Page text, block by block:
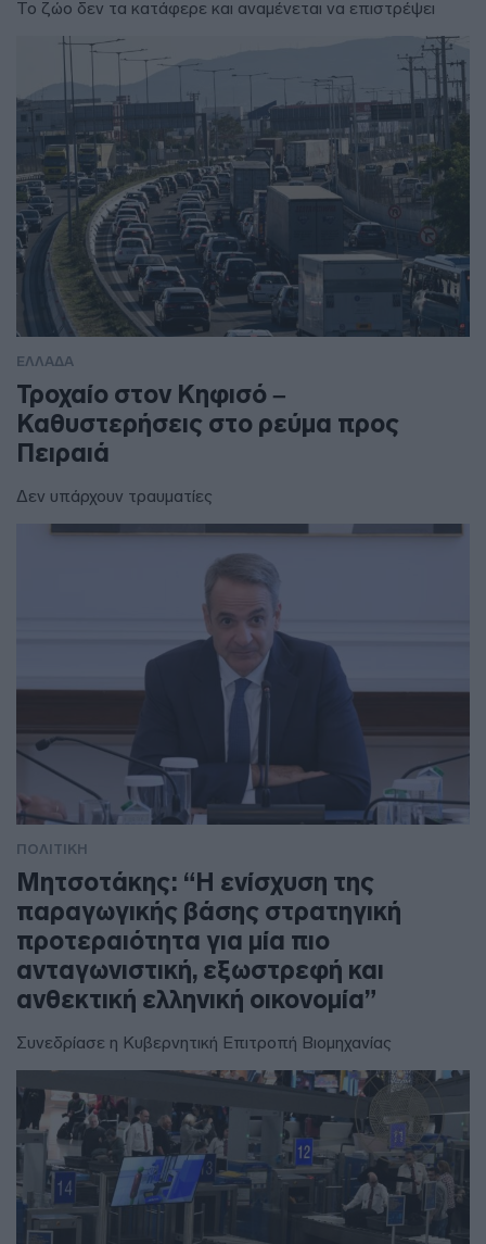
Το ζώο δεν τα κατάφερε και αναμένεται να επιστρέψει
ΕΛΛΑΔΑ
Τροχαίο στον Κηφισό –
Καθυστερήσεις στο ρεύμα προς
Πειραιά
Δεν υπάρχουν τραυματίες
ΠΟΛΙΤΙΚΗ
Μητσοτάκης: “Η ενίσχυση της
παραγωγικής βάσης στρατηγική
προτεραιότητα για μία πιο
ανταγωνιστική, εξωστρεφή και
ανθεκτική ελληνική οικονομία”
Συνεδρίασε η Κυβερνητική Επιτροπή Βιομηχανίας